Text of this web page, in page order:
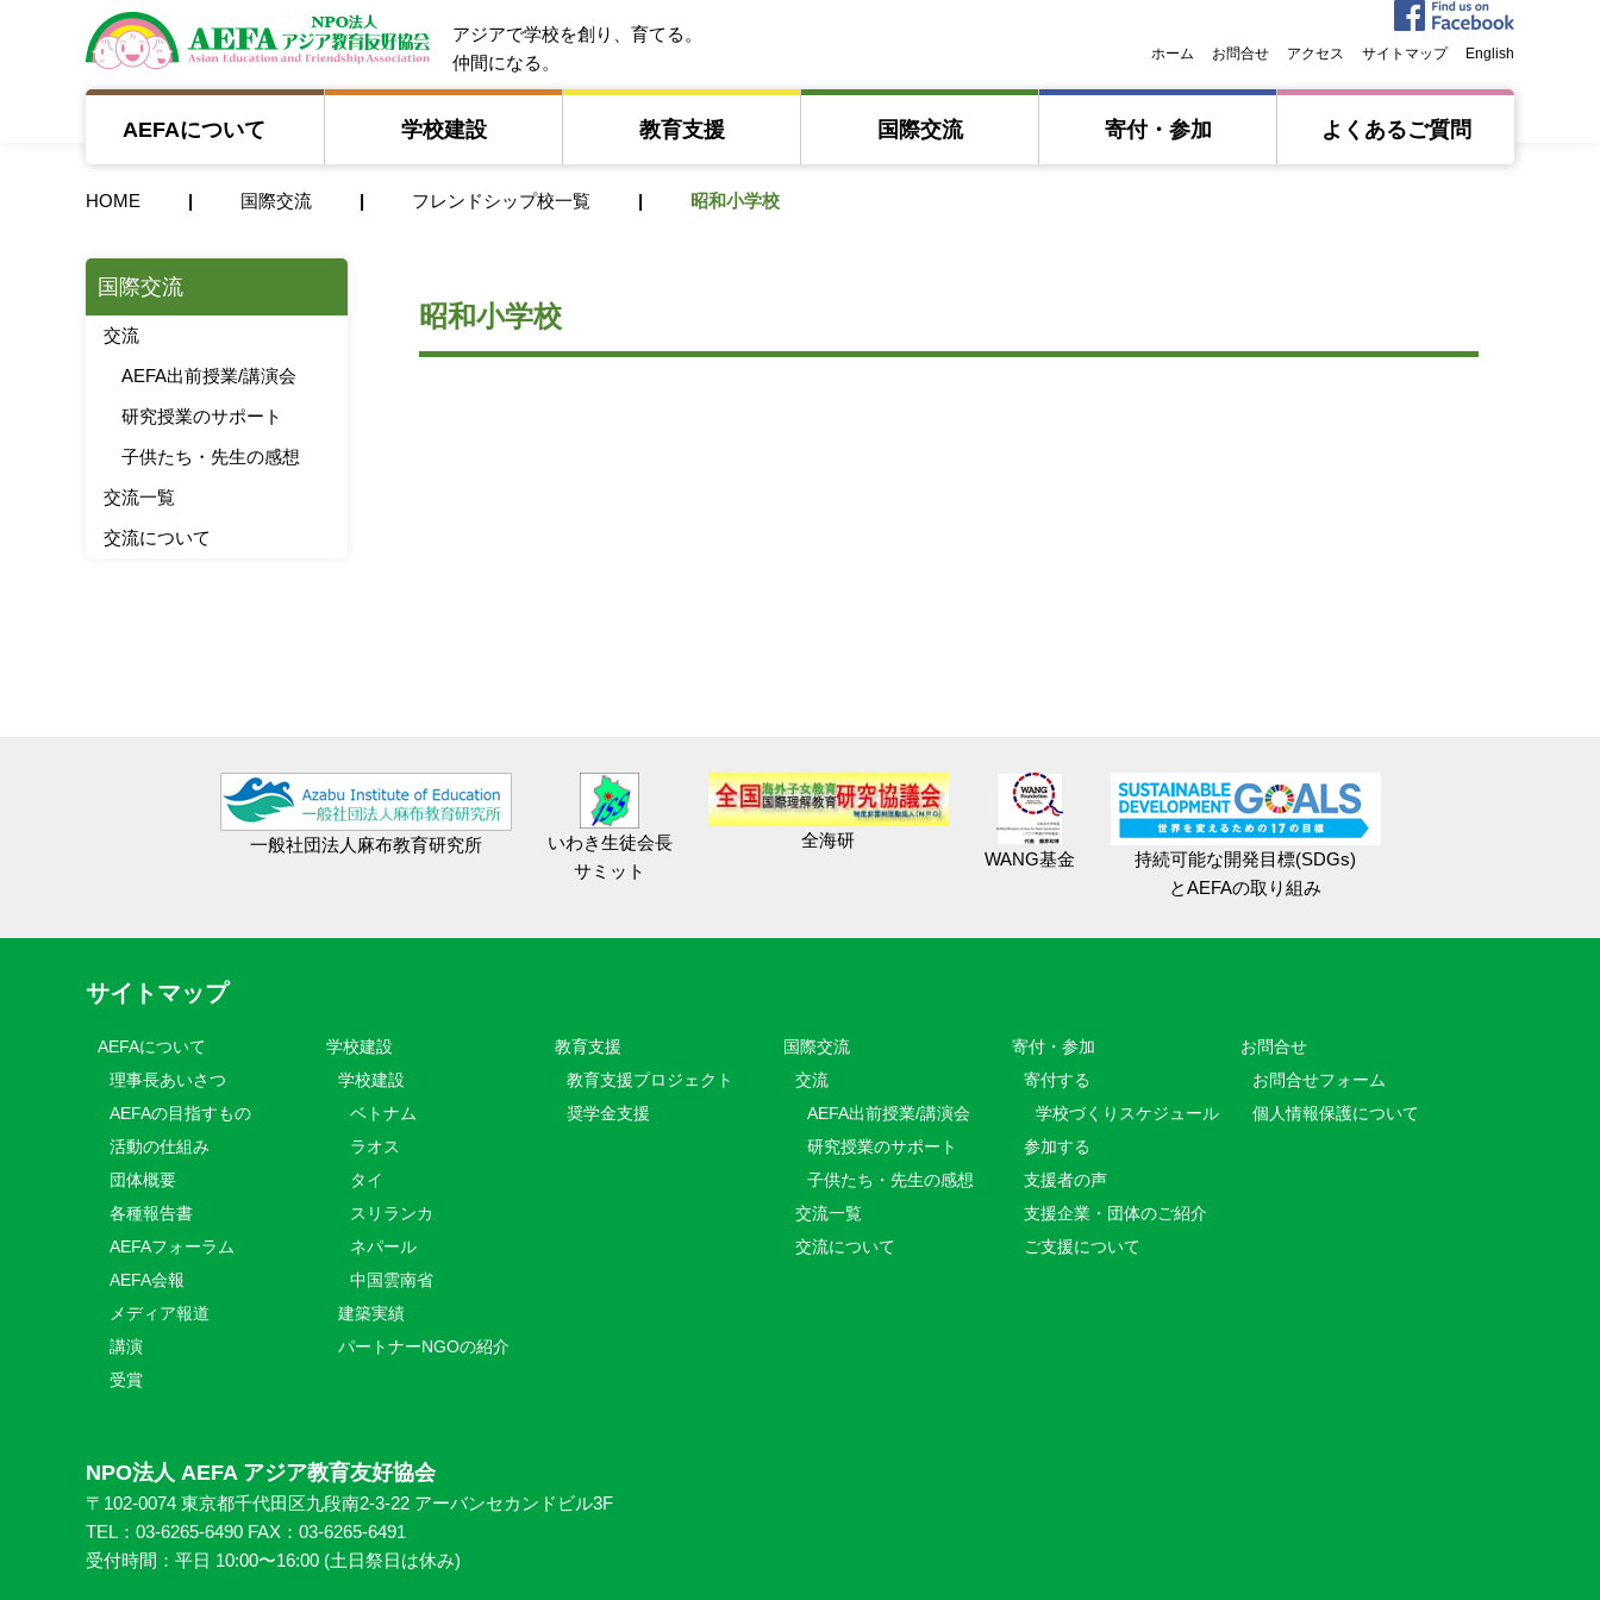
NPO法人 AEFA アジア教育友好協会
アジアで学校を創り、育てる。
仲間になる。
ホーム お問合せ アクセス サイトマップ English
AEFAについて 学校建設 教育⽀援 国際交流 寄付・参加 よくあるご質問
HOME 国際交流 フレンドシップ校一覧 昭和小学校
昭和小学校
国際交流
交流
AEFA出前授業/講演会
研究授業のサポート
子供たち・先生の感想
交流一覧
交流について
一般社団法人麻布教育研究所
いわき生徒会長
サミット
全海研
WANG基金
持続可能な開発目標(SDGs)
とAEFAの取り組み
サイトマップ
AEFAについて
理事長あいさつ
AEFAの目指すもの
活動の仕組み
団体概要
各種報告書
AEFAフォーラム
AEFA会報
メディア報道
講演
受賞
学校建設
学校建設
ベトナム
ラオス
タイ
スリランカ
ネパール
中国雲南省
建築実績
パートナーNGOの紹介
教育⽀援
教育⽀援プロジェクト
奨学金支援
国際交流
交流
AEFA出前授業/講演会
研究授業のサポート
子供たち・先生の感想
交流一覧
交流について
寄付・参加
寄付する
学校づくりスケジュール
参加する
支援者の声
支援企業・団体のご紹介
ご支援について
お問合せ
お問合せフォーム
個人情報保護について
NPO法人 AEFA アジア教育友好協会
〒102-0074 東京都千代田区九段南2-3-22 アーバンセカンドビル3F
TEL：03-6265-6490 FAX：03-6265-6491
受付時間：平日 10:00〜16:00 (⼟日祭日は休み)